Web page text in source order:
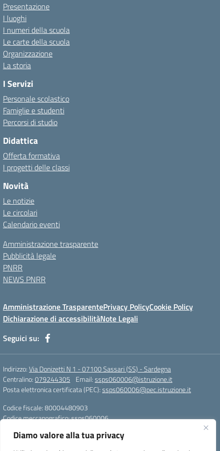
Diamo valore alla tua privacy
Presentazione
I luoghi
I numeri della scuola
Le carte della scuola
Organizzazione
La storia
I Servizi
Personale scolastico
Famiglie e studenti
Percorsi di studio
Didattica
Offerta formativa
I progetti delle classi
Novità
Le notizie
Le circolari
Calendario eventi
Amministrazione trasparente
Pubblicità legale
PNRR
NEWS PNRR
Amministrazione TrasparentePrivacy PolicyCookie Policy
Dichiarazione di accessibilitàNote Legali
Seguici su:
Indirizzo:Via Donizetti N 1 - 07100 Sassari (SS) - Sardegna
Centralino:079244305 Email:ssps060006@istruzione.it
Posta elettronica certificata (PEC):ssps060006@pec.istruzione.it
Codice fiscale: 80004480903
Codice meccanografico:ssps060006
Codice unico di fatturazione (CUF): UFZDAC